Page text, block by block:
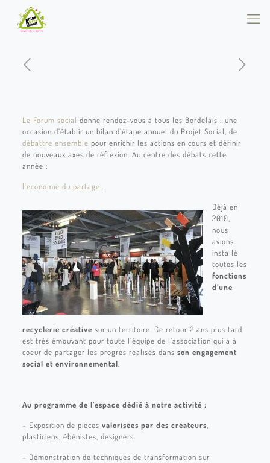
Le Forum social donne rendez-vous à tous les Bordelais : une
occasion d’établir un bilan d’étape annuel du Projet Social, de
débattre ensemble pour enrichir les actions en cours et définir
de nouveaux axes de réflexion. Au centre des débats cette
année :
l’économie du partage
Déjà en
2010,
nous
avions
installé
toutes les
fonctions
d’une
recyclerie créative sur un territoire. Ce retour 2 ans plus tard
est très émouvant pour toute l’équipe de l’association qui a à
coeur de partager les progrès réalisés dans son engagement
social et environnemental
Au programme de l’espace dédié à notre activité :
– Exposition de pièces valorisées par des créateurs
plasticiens, ébénistes, designers.
– Démonstration de techniques de transformation sur